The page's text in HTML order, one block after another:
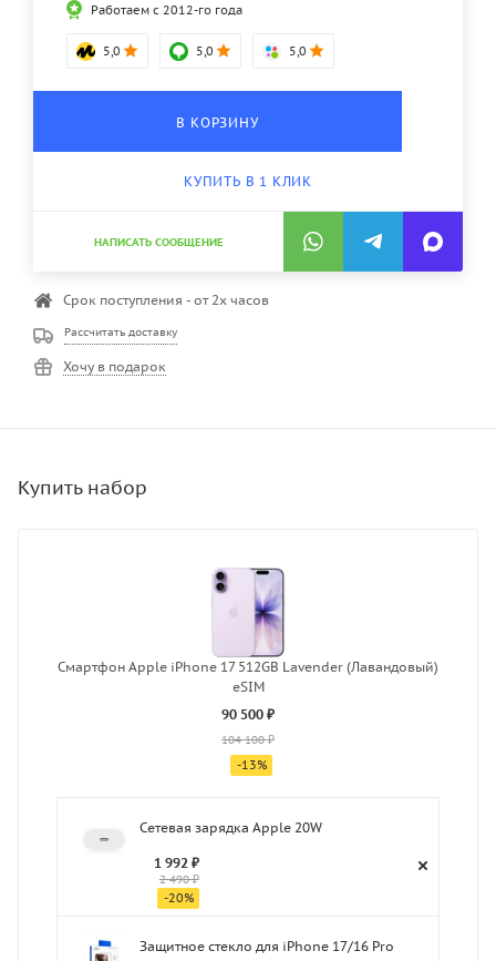
Работаем с 2012-го года
5,0 5,0 5,0
В КОРЗИНУ
КУПИТЬ В 1 КЛИК
НАПИСАТЬ СООБЩЕНИЕ
Срок поступления - от 2х часов
Рассчитать доставку
Хочу в подарок
Смартфон Apple iPhone 17 512GB Lavender (Лавандовый)
eSIM
90 500 ₽
104 100 ₽
-13%
Сетевая зарядка Apple 20W
1 992 ₽
2 490 ₽
-20%
Защитное стекло для iPhone 17/16 Pro